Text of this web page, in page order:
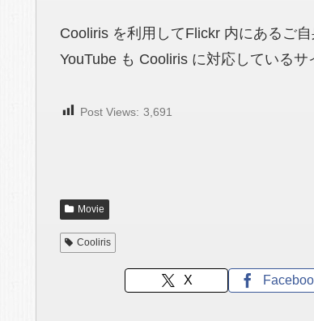
Cooliris を利用してFlickr 内にあるご
YouTube も Cooliris に対応している
Post Views: 3,691
Movie
Cooliris
X